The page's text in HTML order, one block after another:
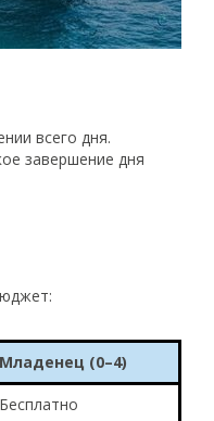
всего дня.
завершение дня
Младенец (0–4)
Бесплатно